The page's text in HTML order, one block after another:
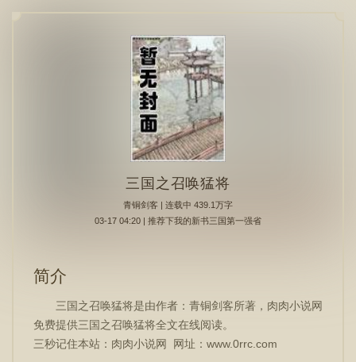
三国之召唤猛将
青铜剑客 | 连载中 439.1万字
03-17 04:20 | 推荐下我的新书三国第一强省
简介
三国之召唤猛将是由作者：青铜剑客所著，肉肉小说网
免费提供三国之召唤猛将全文在线阅读。
三秒记住本站：肉肉小说网 网址：www.0rrc.com